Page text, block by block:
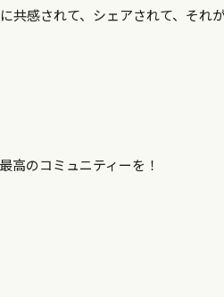
共感されて、シェアされて、それ
高のコミュニティーを！